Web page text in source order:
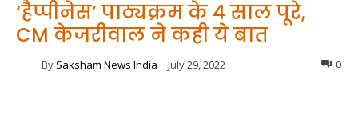
‘हैप्पीनेस’ पाठ्यक्रम के 4 साल पूरे,
CM केजरीवाल ने कही ये बात
By Saksham News India July 29, 2022 0